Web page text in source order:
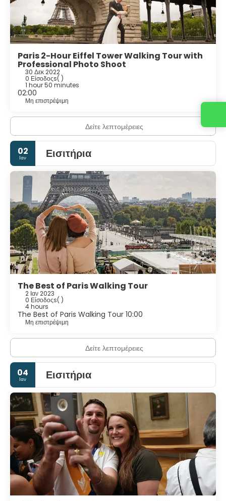
Paris 2-Hour Eiffel Tower Walking Tour with
Professional Photo Shoot
30 Δεκ 2022
0 Είσοδοςs( )
1 hour 50 minutes
02:00
Μη επιστρέψιμη
Δείτε λεπτομέρειες
02
Ιαν Εισιτήρια
The Best of Paris Walking Tour
2 Ιαν 2023
0 Είσοδοςs( )
4 hours
The Best of Paris Walking Tour 10:00
Μη επιστρέψιμη
Δείτε λεπτομέρειες
04
Ιαν Εισιτήρια
Επικοινωνήστε μαζί μας